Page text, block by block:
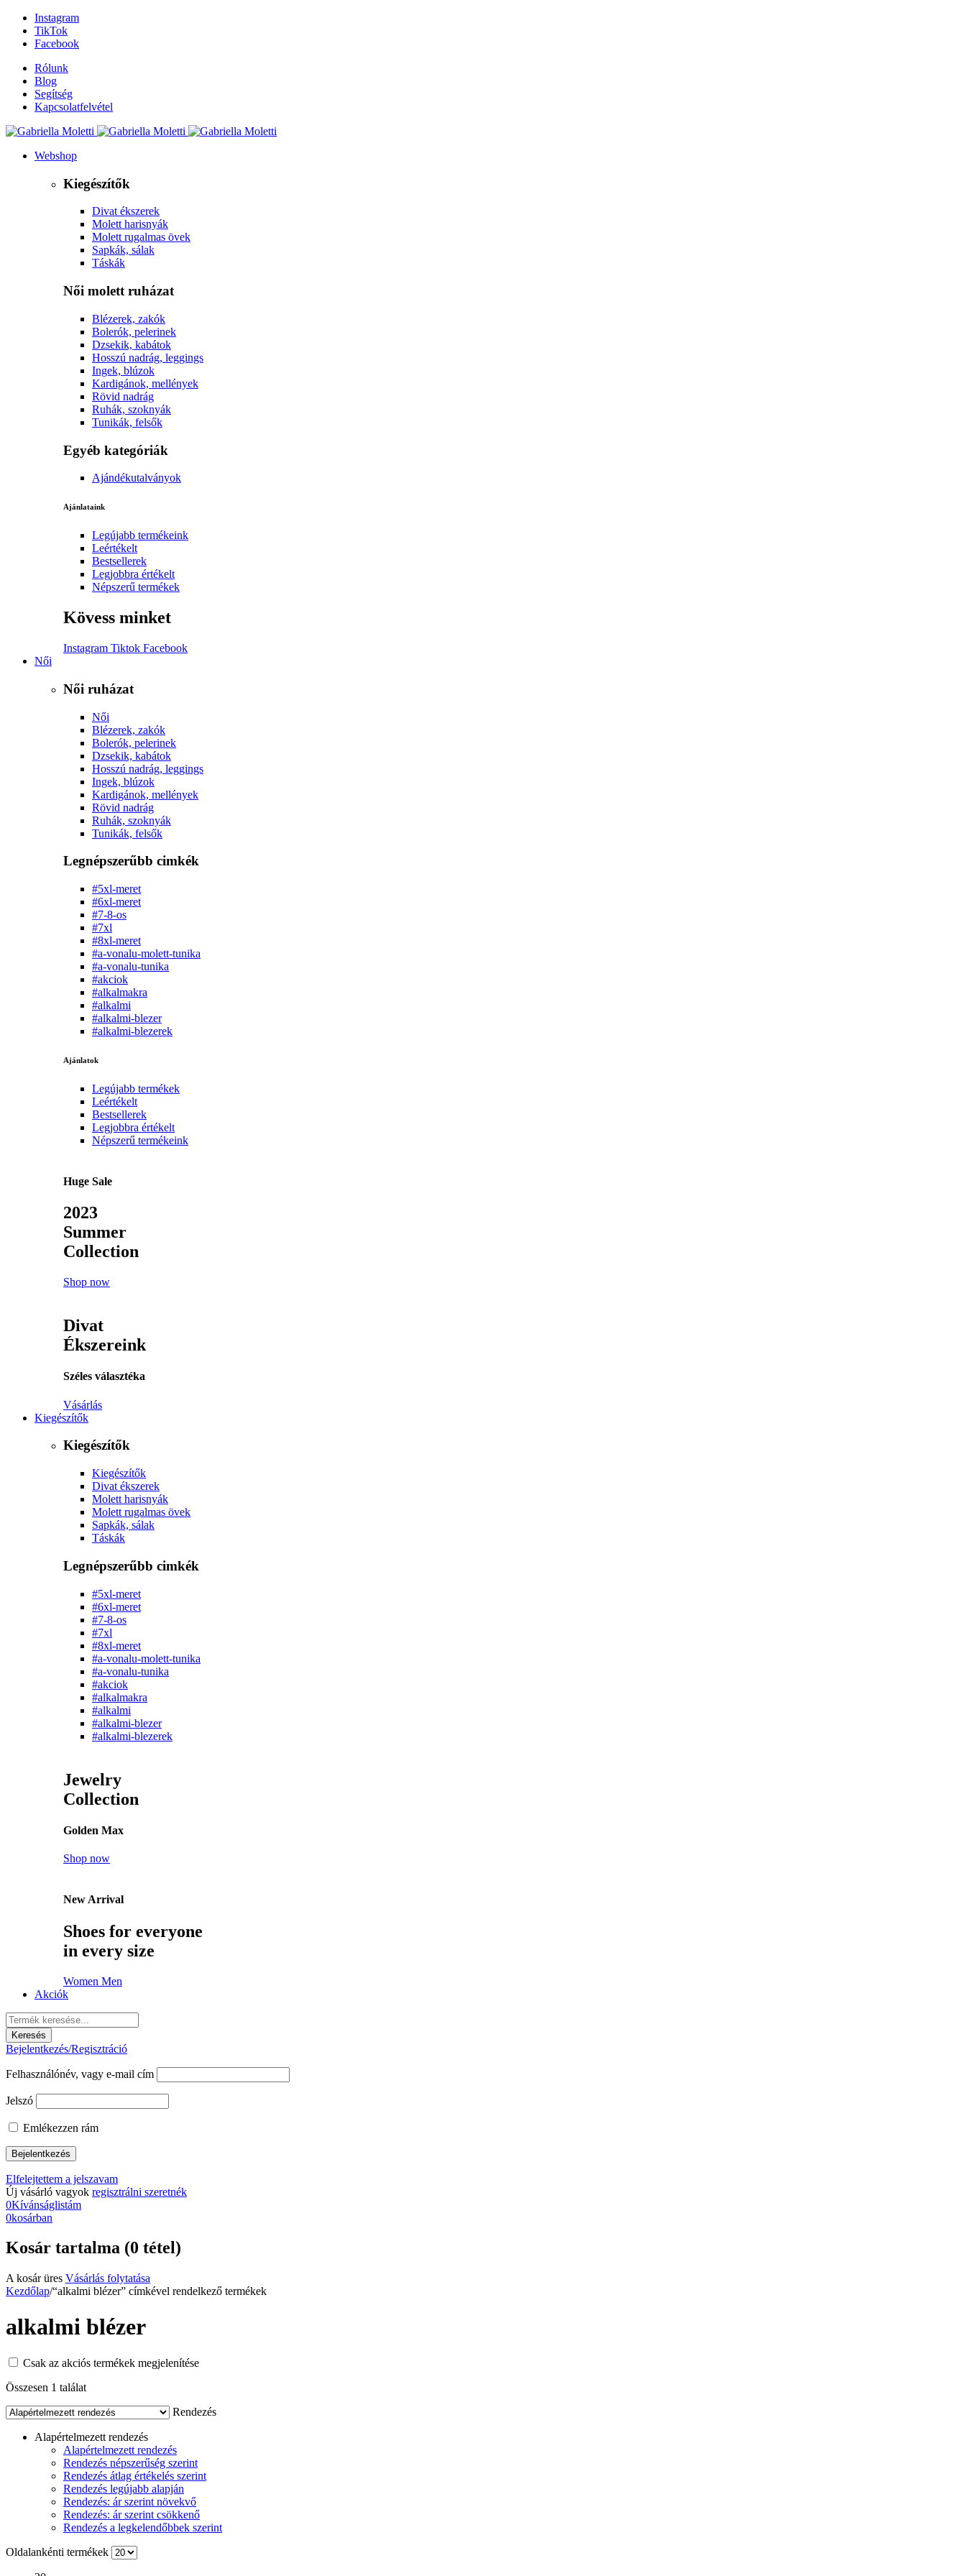
Instagram
TikTok
Facebook
Rólunk
Blog
Segítség
Kapcsolatfelvétel
Webshop
Kiegészítők
Divat ékszerek
Molett harisnyák
Molett rugalmas övek
Sapkák, sálak
Táskák
Női molett ruházat
Blézerek, zakók
Bolerók, pelerinek
Dzsekik, kabátok
Hosszú nadrág, leggings
Ingek, blúzok
Kardigánok, mellények
Rövid nadrág
Ruhák, szoknyák
Tunikák, felsők
Egyéb kategóriák
Ajándékutalványok
Ajánlataink
Legújabb termékeink
Leértékelt
Bestsellerek
Legjobbra értékelt
Népszerű termékek
Kövess minket
Instagram Tiktok Facebook
Női
Női ruházat
Női
Blézerek, zakók
Bolerók, pelerinek
Dzsekik, kabátok
Hosszú nadrág, leggings
Ingek, blúzok
Kardigánok, mellények
Rövid nadrág
Ruhák, szoknyák
Tunikák, felsők
Legnépszerűbb cimkék
#5xl-meret
#6xl-meret
#7-8-os
#7xl
#8xl-meret
#a-vonalu-molett-tunika
#a-vonalu-tunika
#akciok
#alkalmakra
#alkalmi
#alkalmi-blezer
#alkalmi-blezerek
Ajánlatok
Legújabb termékek
Leértékelt
Bestsellerek
Legjobbra értékelt
Népszerű termékeink
Huge Sale
2023
Summer
Collection
Shop now
Divat
Ékszereink
Széles választéka
Vásárlás
Kiegészítők
Kiegészítők
Kiegészítők
Divat ékszerek
Molett harisnyák
Molett rugalmas övek
Sapkák, sálak
Táskák
Legnépszerűbb cimkék
#5xl-meret
#6xl-meret
#7-8-os
#7xl
#8xl-meret
#a-vonalu-molett-tunika
#a-vonalu-tunika
#akciok
#alkalmakra
#alkalmi
#alkalmi-blezer
#alkalmi-blezerek
Jewelry
Collection
Golden Max
Shop now
New Arrival
Shoes for everyone
in every size
Women Men
Akciók
Bejelentkezés/Regisztráció
Felhasználónév, vagy e-mail cím
Jelszó
Emlékezzen rám
Elfelejtettem a jelszavam
Új vásárló vagyok regisztrálni szeretnék
0Kívánságlistám
0kosárban
Kosár tartalma (0 tétel)
A kosár üres Vásárlás folytatása
Kezdőlap/“alkalmi blézer” címkével rendelkező termékek
alkalmi blézer
Csak az akciós termékek megjelenítése
Összesen 1 találat
Rendezés
Alapértelmezett rendezés
Alapértelmezett rendezés
Rendezés népszerűség szerint
Rendezés átlag értékelés szerint
Rendezés legújabb alapján
Rendezés: ár szerint növekvő
Rendezés: ár szerint csökkenő
Rendezés a legkelendőbbek szerint
Oldalankénti termékek